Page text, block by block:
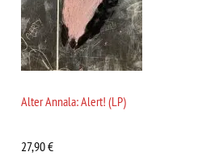
Alter Annala: Alert! (LP)
27,90€